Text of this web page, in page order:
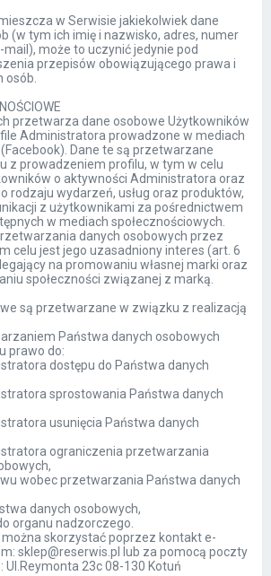
w Serwisie jakiekolwiek dane
(w tym ich imię i nazwisko, adres, numer
może to uczynić jedynie pod
przepisów obowiązującego prawa i
osób.
przetwarza dane osobowe Użytkowników
Administratora prowadzone w mediach
Dane te są przetwarzane
z prowadzeniem profilu, w tym w celu
o aktywności Administratora oraz
rodzaju wydarzeń, usług oraz produktów,
z użytkownikami za pośrednictwem
w mediach społecznościowych.
danych osobowych przez
celu jest jego uzasadniony interes (art. 6
na promowaniu własnej marki oraz
społeczności związanej z marką.
są przetwarzane w związku z realizacją
Państwa danych osobowych
prawo do:
dostępu do Państwa danych
sprostowania Państwa danych
usunięcia Państwa danych
ograniczenia przetwarzania
wobec przetwarzania Państwa danych
danych osobowych,
organu nadzorczego.
skorzystać poprzez kontakt e-
sklep@reserwis.pl lub za pomocą poczty
Ul.Reymonta 23c 08-130 Kotuń